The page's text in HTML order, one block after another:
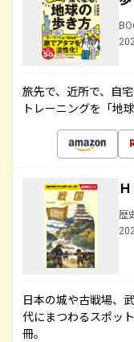
旅先で、近所で、自
トレーニングを「地
歴
日本の城や古戦場、
代にまつわるスポッ
冊。